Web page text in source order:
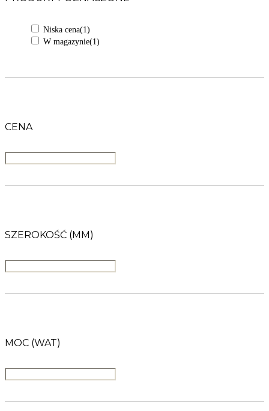
Niska cena(1)
W magazynie(1)
CENA
SZEROKOŚĆ (MM)
MOC (WAT)